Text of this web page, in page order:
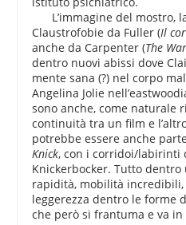
L’immagine del mostro,
Claustrofobie da Fuller (Il
anche da Carpenter (The
dentro nuovi abissi dove
mente sana (?) nel corpo
Angelina Jolie
sono anche, come naturale
continuità tra un film e
potrebbe essere anche
Knick, con i corridoi/labirinti
Knickerbocker. Tutto dentro
rapidità, mobilità incredibili,
leggerezza dentro le forme
che però si frantuma e va in